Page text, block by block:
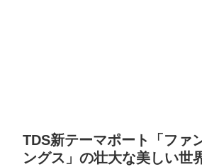
TDS新テーマポート「ファ
ングス」の壮大な美しい世